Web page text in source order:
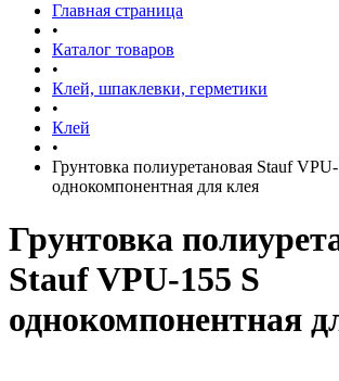
Главная страница
•
Каталог товаров
•
Клей, шпаклевки, герметики
•
Клей
•
Грунтовка полиуретановая Stauf
однокомпонентная для клея
Грунтовка
Stauf VPU-155 S
однокомпонентная